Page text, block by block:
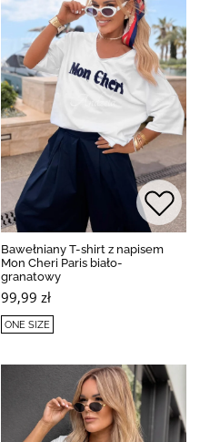
Bawełniany T-shirt z napisem
Mon Cheri Paris biało-
granatowy
99,99 zł
ONE SIZE